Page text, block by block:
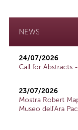
NEWS
24/07/2026
Call for Abstracts
23/07/2026
Mostra Robert
Museo dell'Ara